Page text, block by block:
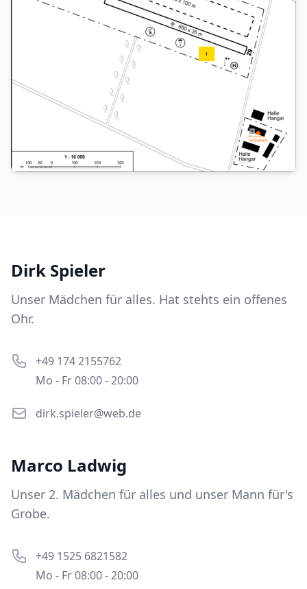
Dirk Spieler
Unser Mädchen für alles. Hat stehts ein offenes
Ohr.
+49 174 2155762
Mo - Fr 08:00 - 20:00
dirk.spieler@web.de
Marco Ladwig
Unser 2. Mädchen für alles und unser Mann für's
Grobe.
+49 1525 6821582
Mo - Fr 08:00 - 20:00